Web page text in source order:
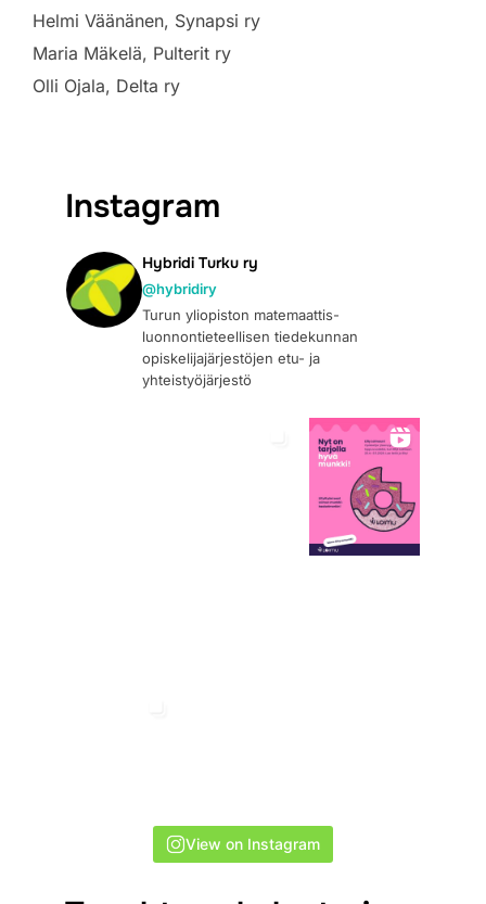
Helmi Väänänen, Synapsi ry
Maria Mäkelä, Pulterit ry
Olli Ojala, Delta ry
Instagram
Hybridi Turku ry
@hybridiry
Turun yliopiston matemaattis-
luonnontieteellisen tiedekunnan
opiskelijajärjestöjen etu- ja
yhteistyöjärjestö
View on Instagram